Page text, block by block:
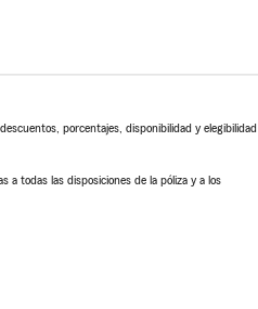
porcentajes, disponibilidad y elegibilidad
a todas las disposiciones de la póliza y a los